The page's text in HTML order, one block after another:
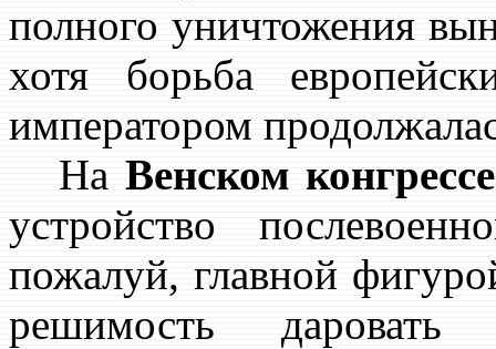
полного уничтожения
хотя борьба
императором
На Венском
устройство
пожалуй, главной
решимость